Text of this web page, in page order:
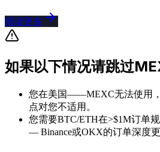
阅读更多
如果以下情况请跳过
您在美国——MEXC无法使用
点对您不适用。
您需要BTC/ETH在>$1M订单
— Binance或OKX的订单深度